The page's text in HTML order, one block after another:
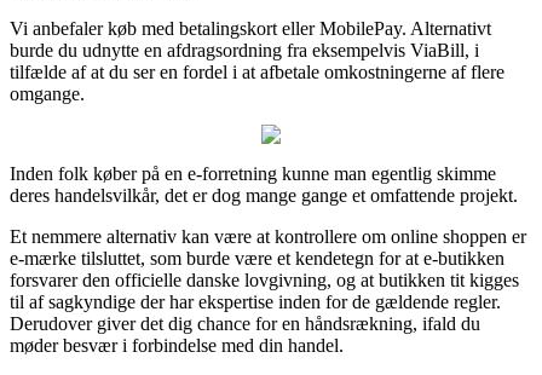
Vi anbefaler køb med betalingskort eller MobilePay. Alternativt
burde du udnytte en afdragsordning fra eksempelvis ViaBill, i
tilfælde af at du ser en fordel i at afbetale omkostningerne af flere
omgange.
Inden folk køber på en e-forretning kunne man egentlig skimme
deres handelsvilkår, det er dog mange gange et omfattende projekt.
Et nemmere alternativ kan være at kontrollere om online shoppen er
e-mærke tilsluttet, som burde være et kendetegn for at e-butikken
forsvarer den officielle danske lovgivning, og at butikken tit kigges
til af sagkyndige der har ekspertise inden for de gældende regler.
Derudover giver det dig chance for en håndsrækning, ifald du
møder besvær i forbindelse med din handel.